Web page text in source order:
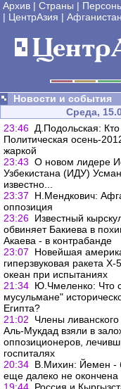
Архив | Страны |
| ЦентрАзия | Афганистан
Новости и события
Среда,
23:46 Д.Подольская:
Политическая осень-
жаркой
23:43 О новом лидере
Узбекистана (ИДУ)
известно...
23:37
Н.Мендкович:
оппозиция
23:26 Известный
обвиняет Бакиева в
Акаева - в контрабанде
23:07
Новейшая
гиперзвуковая ракета
океан при испытаниях
21:34 Ю.Чмеленко: Что
мусульмане"
Египта?
21:02
Члены
Аль-Мукдад взяли в
оппозиционеров,
госпиталях
20:34 В.Михин: Йемен -
еще далеко не окончена